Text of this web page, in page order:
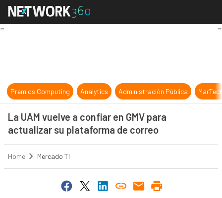
La UAM vuelve a confiar en GMV
Premios Computing Analytics Administración Pública
La UAM vuelve a confiar en GMV para
actualizar su plataforma de correo
Home Mercado TI